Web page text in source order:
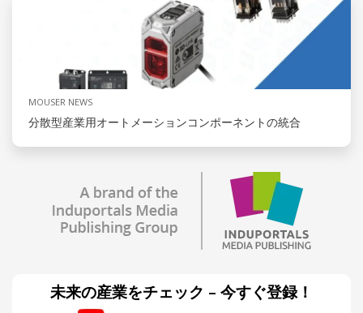
MOUSER NEWS
分散型産業用オートメーションコンポーネントの統合
未来の産業をチェック – 今すぐ登録！